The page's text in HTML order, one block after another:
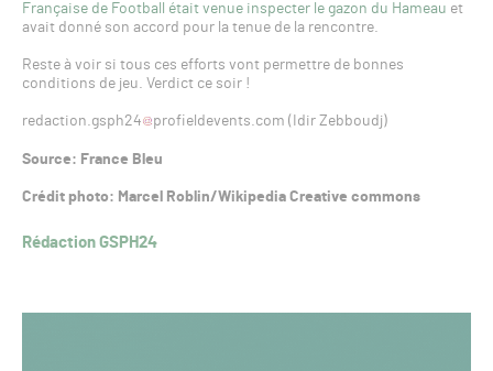
Française de Football était venue inspecter le gazon du Hameau et
avait donné son accord pour la tenue de la rencontre.
Reste à voir si tous ces efforts vont permettre de bonnes
conditions de jeu. Verdict ce soir !
redaction.gsph24 profieldevents.com (Idir Zebboudj)
Source: France Bleu
Crédit photo: Marcel Roblin/Wikipedia Creative commons
Rédaction GSPH24